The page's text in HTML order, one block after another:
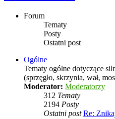
Forum
Tematy
Posty
Ostatni post
Ogólne
Tematy ogólne dotyczące
(sprzęgło, skrzynia, wał,
Moderator: Moderatorzy
312 Tematy
2194 Posty
Ostatni post Re: